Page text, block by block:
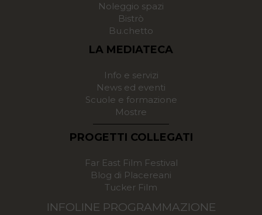
Noleggio spazi
Bistrò
Bu.chetto
LA MEDIATECA
Info e servizi
News ed eventi
Scuole e formazione
Mostre
PROGETTI COLLEGATI
Far East Film Festival
Blog di Placereani
Tucker Film
INFOLINE PROGRAMMAZIONE